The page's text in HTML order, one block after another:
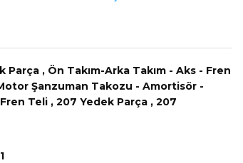
Parça , Ön Takım-Arka Takım - Aks - Fren
Şanzuman Takozu - Amortisör -
Teli , 207 Yedek Parça , 207